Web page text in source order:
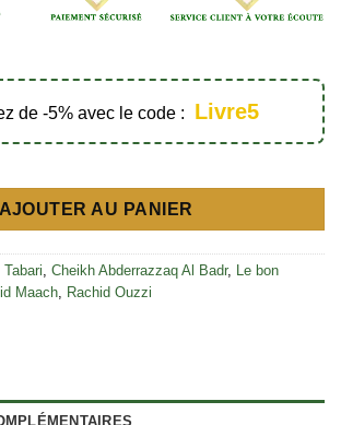
de -5% avec le code : Livre5
envers les parents - Éditions Tabari
AJOUTER AU PANIER
Cheikh Abderrazzaq Al Badr,
Le bon
Maach Rachid Ouzzi